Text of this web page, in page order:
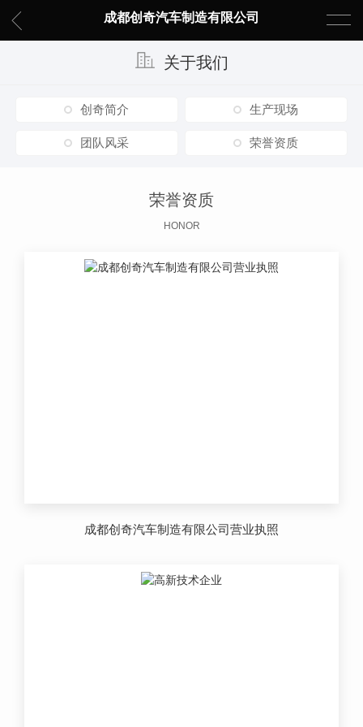
成都创奇汽车制造有限公司
关于我们
创奇简介 生产现场
团队风采 荣誉资质
荣誉资质
HONOR
成都创奇汽车制造有限公司营业执照